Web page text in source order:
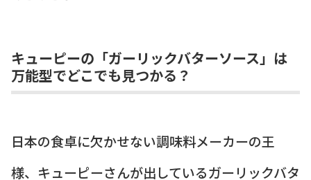
キューピーの「ガーリックバターソース」は
万能型でどこでも見つかる？
日本の食卓に欠かせない調味料メーカーの王
様、キューピーさんが出しているガーリックバタ